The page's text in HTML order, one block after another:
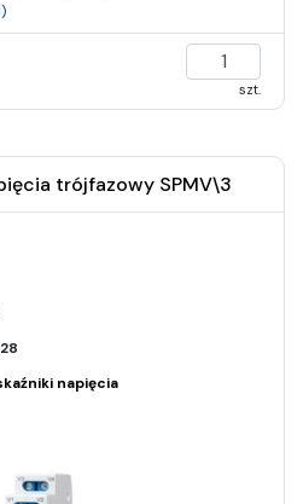
szt.
trójfazowy SPMV\3
napięcia